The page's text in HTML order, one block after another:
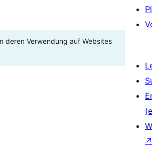
deren Verwendung auf Websites
↗